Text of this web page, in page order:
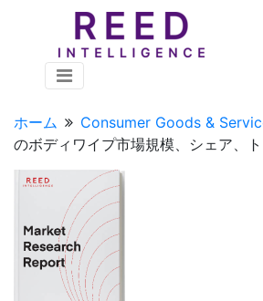
ホーム Consumer Goods &
のボディワイプ市場規模、シェア、